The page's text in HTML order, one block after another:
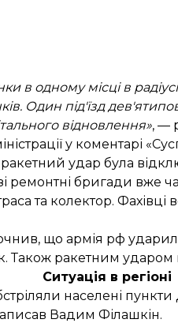
в одному місці в
Один під'їзд
відновлення», —
у коментарі
удар була
ремонтні бригади вже
та колектор. Фахівці
, що армія рф
Також ракетним ударом
Ситуація в регіоні
населені
Вадим Філашкін.